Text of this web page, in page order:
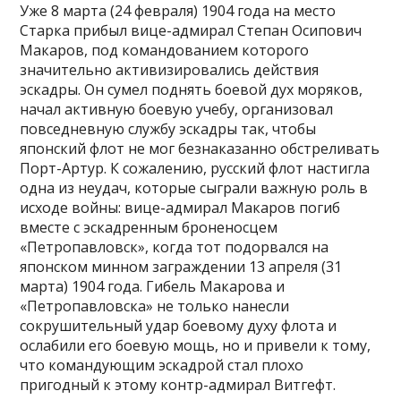
Уже 8 марта (24 февраля) 1904 года на место
Старка прибыл вице-адмирал Степан Осипович
Макаров, под командованием которого
значительно активизировались действия
эскадры. Он сумел поднять боевой дух моряков,
начал активную боевую учебу, организовал
повседневную службу эскадры так, чтобы
японский флот не мог безнаказанно обстреливать
Порт-Артур. К сожалению, русский флот настигла
одна из неудач, которые сыграли важную роль в
исходе войны: вице-адмирал Макаров погиб
вместе с эскадренным броненосцем
«Петропавловск», когда тот подорвался на
японском минном заграждении 13 апреля (31
марта) 1904 года. Гибель Макарова и
«Петропавловска» не только нанесли
сокрушительный удар боевому духу флота и
ослабили его боевую мощь, но и привели к тому,
что командующим эскадрой стал плохо
пригодный к этому контр-адмирал Витгефт.